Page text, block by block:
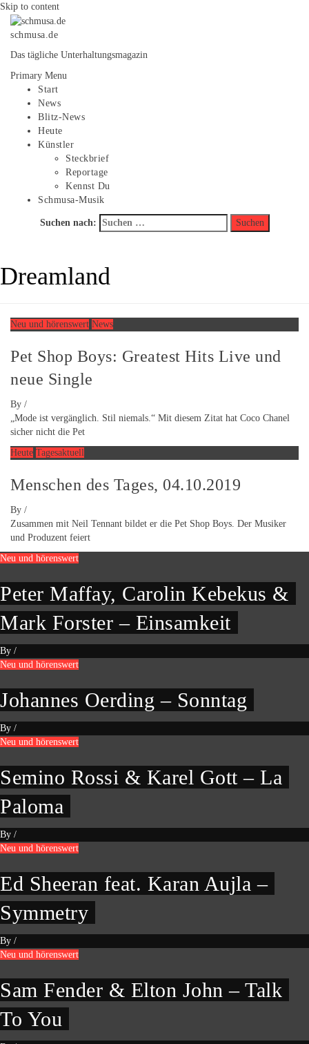
Skip to content
schmusa.de
Das tägliche Unterhaltungsmagazin
Primary Menu
Start
News
Blitz-News
Heute
Künstler
Steckbrief
Reportage
Kennst Du
Schmusa-Musik
Suchen nach:
Dreamland
Neu und hörenswert News
Pet Shop Boys: Greatest Hits Live und
neue Single
By /
„Mode ist vergänglich. Stil niemals.“ Mit diesem Zitat hat Coco Chanel
sicher nicht die Pet
Heute Tagesaktuell
Menschen des Tages, 04.10.2019
By /
Zusammen mit Neil Tennant bildet er die Pet Shop Boys. Der Musiker
und Produzent feiert
Neu und hörenswert
Peter Maffay, Carolin Kebekus &
Mark Forster – Einsamkeit
By /
Neu und hörenswert
Johannes Oerding – Sonntag
By /
Neu und hörenswert
Semino Rossi & Karel Gott – La
Paloma
By /
Neu und hörenswert
Ed Sheeran feat. Karan Aujla –
Symmetry
By /
Neu und hörenswert
Sam Fender & Elton John – Talk
To You